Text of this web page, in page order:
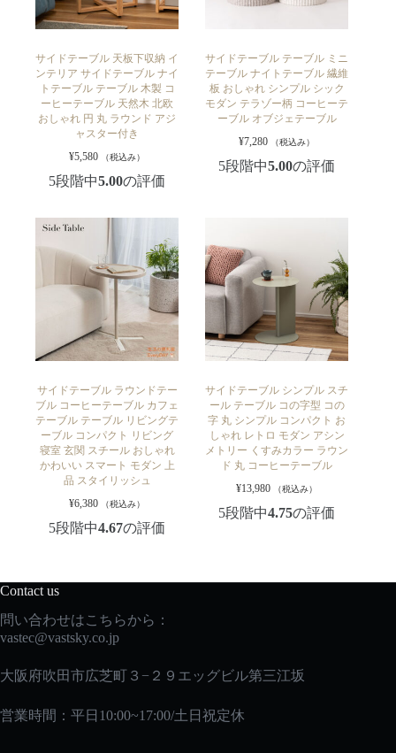
サイドテーブル 天板下収納 イ
ンテリア サイドテーブル ナイ
トテーブル テーブル 木製 コ
ーヒーテーブル 天然木 北欧
おしゃれ 円 丸 ラウンド アジ
ャスター付き
¥5,580 （税込み）
5段階中5.00の評価
サイドテーブル テーブル ミニ
テーブル ナイトテーブル 繊維
板 おしゃれ シンプル シック
モダン テラゾー柄 コーヒーテ
ーブル オブジェテーブル
¥7,280 （税込み）
5段階中5.00の評価
サイドテーブル ラウンドテー
ブル コーヒーテーブル カフェ
テーブル テーブル リビングテ
ーブル コンパクト リビング
寝室 玄関 スチール おしゃれ
かわいい スマート モダン 上
品 スタイリッシュ
¥6,380 （税込み）
5段階中4.67の評価
サイドテーブル シンプル スチ
ール テーブル コの字型 コの
字 丸 シンプル コンパクト お
しゃれ レトロ モダン アシン
メトリー くすみカラー ラウン
ド 丸 コーヒーテーブル
¥13,980 （税込み）
5段階中4.75の評価
Contact us
問い合わせはこちらから：
vastec@vastsky.co.jp
大阪府吹田市広芝町３−２９エッグビル第三江坂
営業時間：平日10:00~17:00/土日祝定休